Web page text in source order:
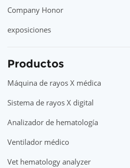
Company Honor
exposiciones
Productos
Máquina de rayos X médica
Sistema de rayos X digital
Analizador de hematología
Ventilador médico
Vet hematology analyzer